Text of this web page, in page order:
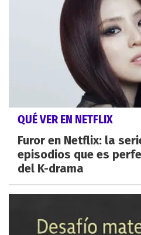
QUÉ VER EN NETFLIX
Furor en Netflix: la
episodios que es
del K-drama